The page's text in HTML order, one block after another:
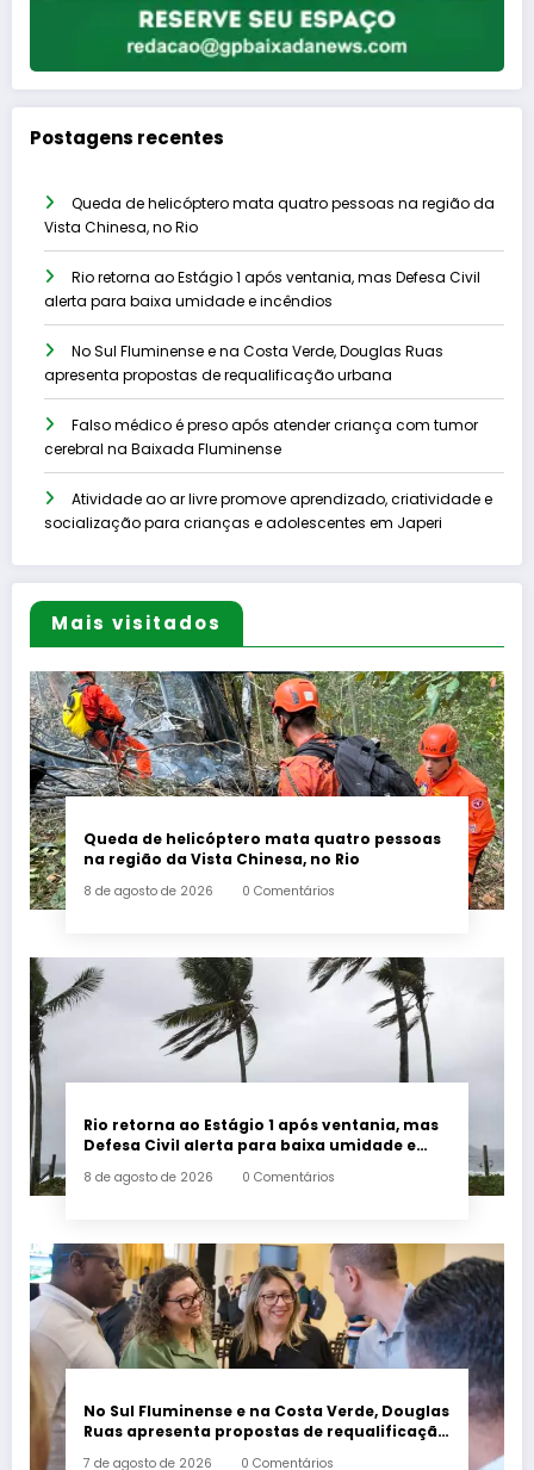
Postagens recentes
Queda de helicóptero mata quatro pessoas na região da
Vista Chinesa, no Rio
Rio retorna ao Estágio 1 após ventania, mas Defesa Civil
alerta para baixa umidade e incêndios
No Sul Fluminense e na Costa Verde, Douglas Ruas
apresenta propostas de requalificação urbana
Falso médico é preso após atender criança com tumor
cerebral na Baixada Fluminense
Atividade ao ar livre promove aprendizado, criatividade e
socialização para crianças e adolescentes em Japeri
Mais visitados
Queda de helicóptero mata quatro pessoas
na região da Vista Chinesa, no Rio
8 de agosto de 2026 0 Comentários
Rio retorna ao Estágio 1 após ventania, mas
Defesa Civil alerta para baixa umidade e
8 de agosto de 2026 0 Comentários
No Sul Fluminense e na Costa Verde, Douglas
Ruas apresenta propostas de requalificação
7 de agosto de 2026 0 Comentários